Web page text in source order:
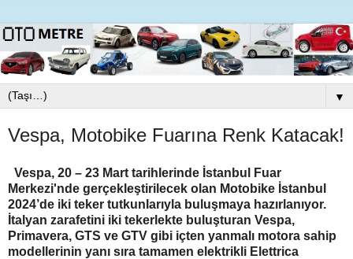
▼
Vespa, Motobike Fuarına Renk Katacak!
Vespa, 20 – 23 Mart tarihlerinde İstanbul Fuar
Merkezi'nde gerçekleştirilecek olan Motobike İstanbul
2024’de iki teker tutkunlarıyla buluşmaya hazırlanıyor.
İtalyan zarafetini iki tekerlekte buluşturan Vespa,
Primavera, GTS ve GTV gibi içten yanmalı motora sahip
modellerinin yanı sıra tamamen elektrikli Elettrica